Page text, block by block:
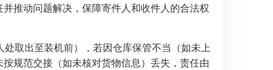
推动问题解决，保障寄件人和收件人的合法权
取出至装机前），若因仓库保管不当（如未上
规范交接（如未核对货物信息）丢失，责任由